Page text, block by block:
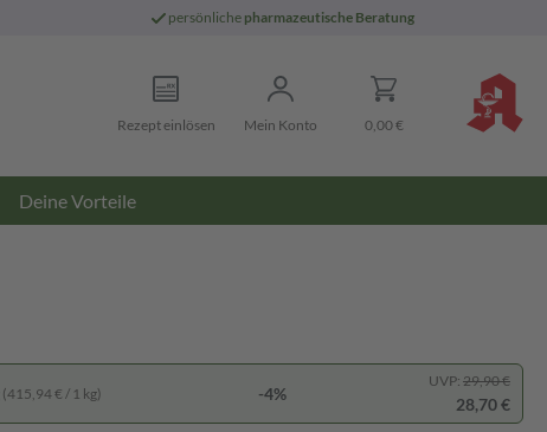
persönliche pharmazeutische Beratung
Rezept einlösen Mein Konto 0,00 €
Deine Vorteile
(415,94 € / 1 kg) -4%
UVP: 29,90 €
28,70 €